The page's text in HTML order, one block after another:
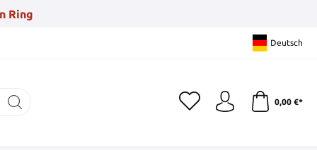
Ring
Deutsch
0,00 €*